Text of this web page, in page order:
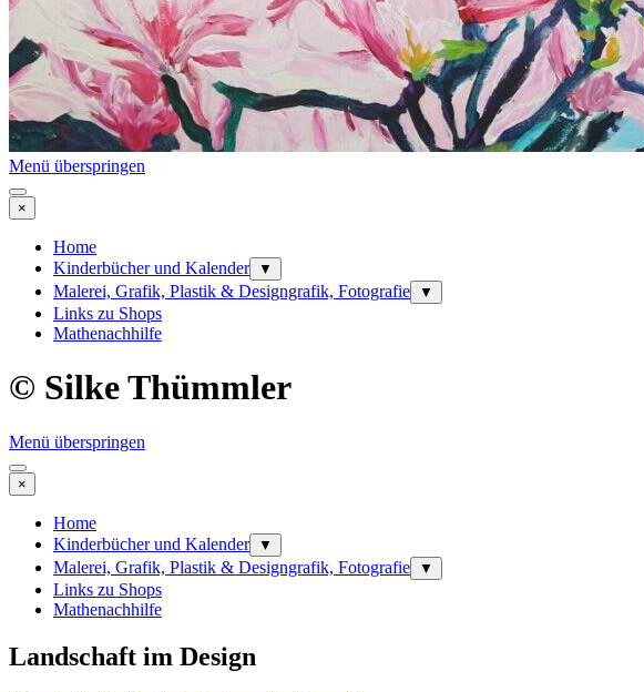
Menü überspringen
×
Home
Kinderbücher und Kalender
▼
Malerei, Grafik, Plastik & Designgrafik, Fotografie ▼
Links zu Shops
Mathenachhilfe
© Silke Thümmler
Menü überspringen
×
Home
Kinderbücher und Kalender
▼
Malerei, Grafik, Plastik & Designgrafik, Fotografie ▼
Links zu Shops
Mathenachhilfe
Landschaft im Design